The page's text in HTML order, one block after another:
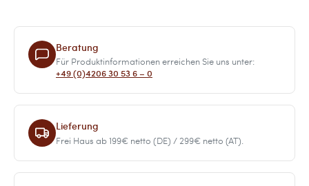
Beratung
Für Produktinformationen erreichen Sie uns unter:
+49 (0)4206 30 53 6 – 0
Lieferung
Frei Haus ab 199€ netto (DE) / 299€ netto (AT).